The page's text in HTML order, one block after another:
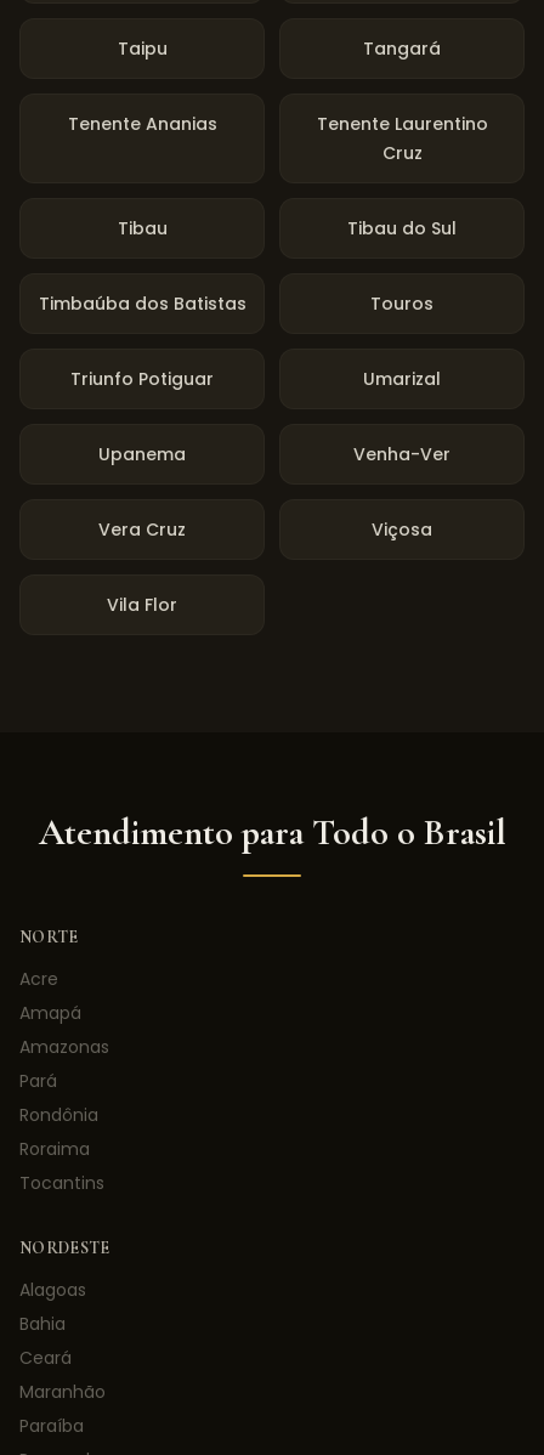
Taipu Tangará
Tenente Ananias
Tenente Laurentino
Cruz
Tibau Tibau do Sul
Timbaúba dos Batistas Touros
Triunfo Potiguar Umarizal
Upanema Venha-Ver
Vera Cruz Viçosa
Vila Flor
Atendimento para Todo o Brasil
NORTE
Acre
Amapá
Amazonas
Pará
Rondônia
Roraima
Tocantins
NORDESTE
Alagoas
Bahia
Ceará
Maranhão
Paraíba